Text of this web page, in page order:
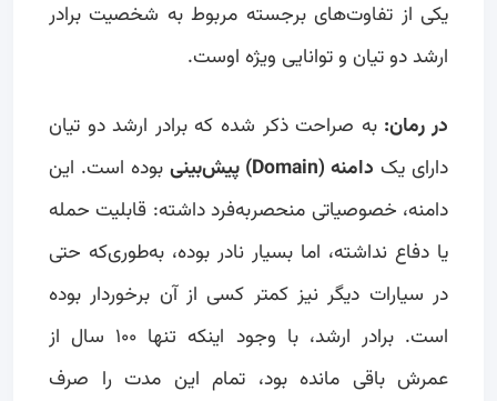
یکی از تفاوت‌های برجسته مربوط به شخصیت برادر
ارشد دو تیان و توانایی ویژه اوست.
در رمان: به صراحت ذکر شده که برادر ارشد دو تیان
دارای یک دامنه (Domain) پیش‌بینی
بوده است. این
دامنه، خصوصیاتی منحصربه‌فرد داشته: قابلیت حمله
یا دفاع نداشته، اما بسیار نادر بوده، به‌طوری‌که حتی
در سیارات دیگر نیز کمتر کسی از آن برخوردار بوده
است. برادر ارشد، با وجود اینکه تنها ۱۰۰ سال از
عمرش باقی مانده بود، تمام این مدت را صرف